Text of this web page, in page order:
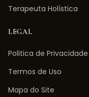
Terapeuta Holística
LEGAL
Politica de Privacidade
Termos de Uso
Mapa do Site